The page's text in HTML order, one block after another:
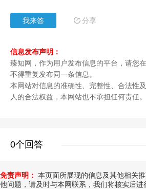
我来答 分享
信息发布声明：
臻知网，作为用户发布信息的平台，请您
不得重复发布同一条信息。
本网站对信息的准确性、完整性、合法性
人的合法权益，本网站也不承担任何责任。
0个回答
免责声明： 本页面所展现的信息及其他相关
他问题，请及时与本网联系，我们将核实后